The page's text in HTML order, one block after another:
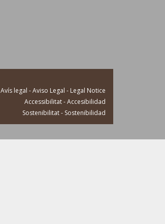
Avís legal - Aviso Legal - Legal Notice
Accessibilitat - Accesibilidad
Sostenibilitat - Sostenibilidad